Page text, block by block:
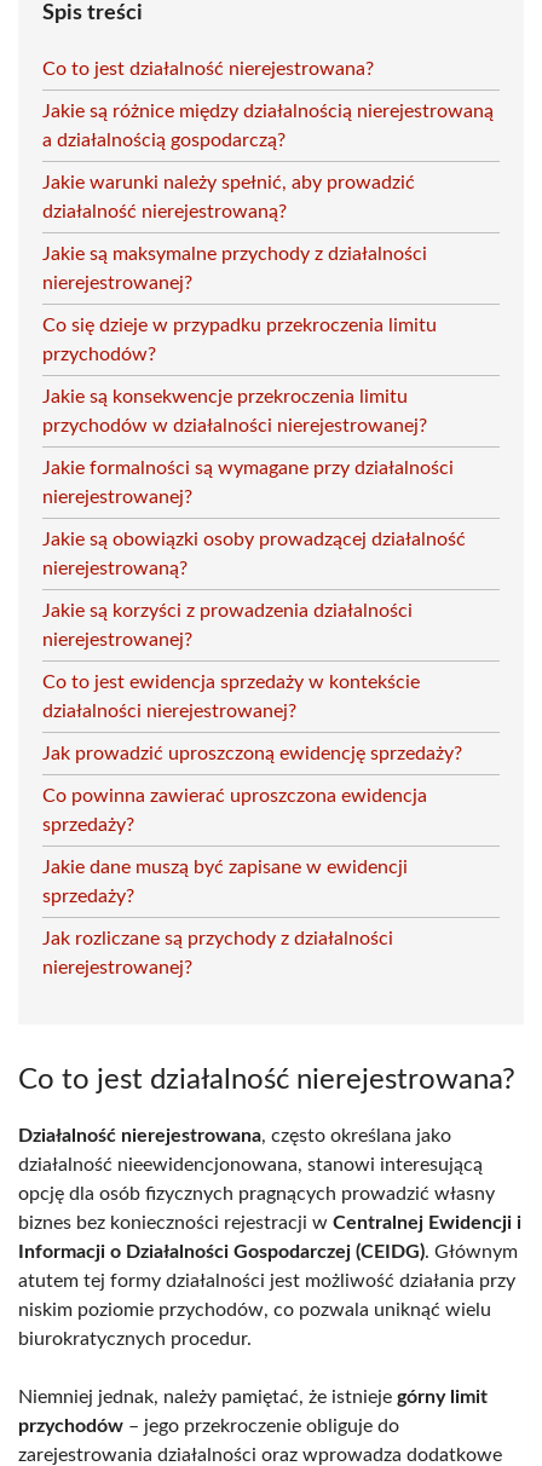
Spis treści
Co to jest działalność nierejestrowana?
Jakie są różnice między działalnością nierejestrowaną
a działalnością gospodarczą?
Jakie warunki należy spełnić, aby prowadzić
działalność nierejestrowaną?
Jakie są maksymalne przychody z działalności
nierejestrowanej?
Co się dzieje w przypadku przekroczenia limitu
przychodów?
Jakie są konsekwencje przekroczenia limitu
przychodów w działalności nierejestrowanej?
Jakie formalności są wymagane przy działalności
nierejestrowanej?
Jakie są obowiązki osoby prowadzącej działalność
nierejestrowaną?
Jakie są korzyści z prowadzenia działalności
nierejestrowanej?
Co to jest ewidencja sprzedaży w kontekście
działalności nierejestrowanej?
Jak prowadzić uproszczoną ewidencję sprzedaży?
Co powinna zawierać uproszczona ewidencja
sprzedaży?
Jakie dane muszą być zapisane w ewidencji
sprzedaży?
Jak rozliczane są przychody z działalności
nierejestrowanej?
Co to jest działalność nierejestrowana?
Działalność nierejestrowana, często określana jako
działalność nieewidencjonowana, stanowi interesującą
opcję dla osób fizycznych pragnących prowadzić własny
biznes bez konieczności rejestracji w Centralnej Ewidencji i
Informacji o Działalności Gospodarczej (CEIDG). Głównym
atutem tej formy działalności jest możliwość działania przy
niskim poziomie przychodów, co pozwala uniknąć wielu
biurokratycznych procedur.
Niemniej jednak, należy pamiętać, że istnieje górny limit
przychodów – jego przekroczenie obliguje do
zarejestrowania działalności oraz wprowadza dodatkowe